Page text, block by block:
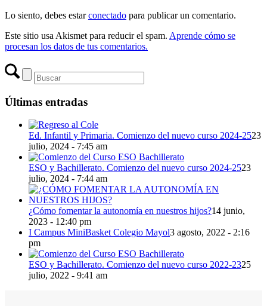
Lo siento, debes estarconectado para publicar un comentario.
Este sitio usa Akismet para reducir el spam. Aprende cómo se
procesan los datos de tus comentarios.
Últimas entradas
Ed. Infantil y Primaria. Comienzo del nuevo curso 2024-2523
julio, 2024 - 7:45 am
ESO y Bachillerato. Comienzo del nuevo curso 2024-2523
julio, 2024 - 7:44 am
¿Cómo fomentar la autonomía en nuestros hijos?14 junio,
2023 - 12:40 pm
I Campus MiniBasket Colegio Mayol3 agosto, 2022 - 2:16
pm
ESO y Bachillerato. Comienzo del nuevo curso 2022-2325
julio, 2022 - 9:41 am